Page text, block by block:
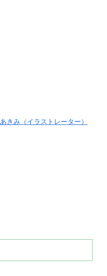
あきみ（イラストレーター）